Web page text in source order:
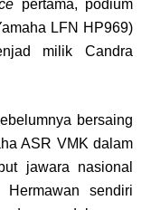
pertama, podium
LFN HP969)
milik Candra
bersaing
ASR VMK dalam
jawara nasional
sendiri